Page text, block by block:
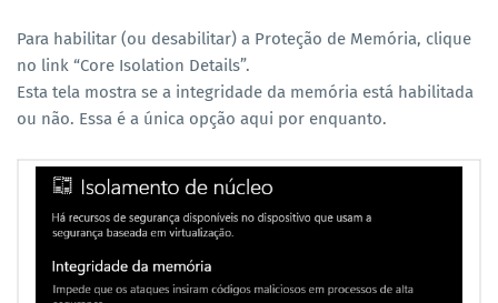
Para habilitar (ou desabilitar) a Proteção de Memória, clique
no link “Core Isolation Details”.
Esta tela mostra se a integridade da memória está habilitada
ou não. Essa é a única opção aqui por enquanto.